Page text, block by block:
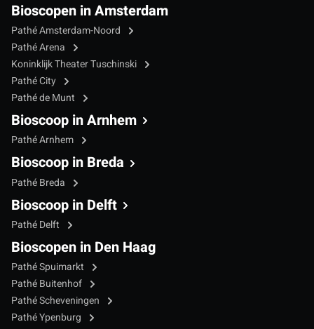
Bioscopen in Amsterdam
Pathé Amsterdam-Noord
Pathé Arena
Koninklijk Theater Tuschinski
Pathé City
Pathé de Munt
Bioscoop in Arnhem
Pathé Arnhem
Bioscoop in Breda
Pathé Breda
Bioscoop in Delft
Pathé Delft
Bioscopen in Den Haag
Pathé Spuimarkt
Pathé Buitenhof
Pathé Scheveningen
Pathé Ypenburg